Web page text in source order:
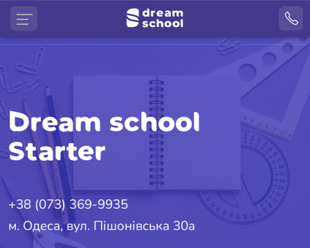
Dream school
Starter
+38 (073) 369-9935
м. Одеса, вул. Пішонівська 30а